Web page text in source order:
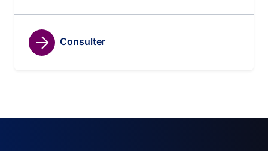
Consulter